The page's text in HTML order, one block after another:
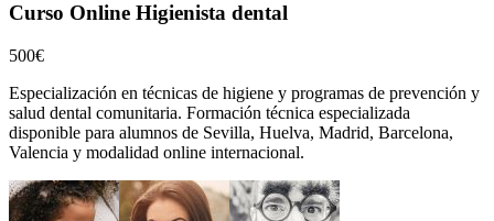
Curso Online Higienista dental
500€
Especialización en técnicas de higiene y programas de prevención y
salud dental comunitaria. Formación técnica especializada
disponible para alumnos de Sevilla, Huelva, Madrid, Barcelona,
Valencia y modalidad online internacional.